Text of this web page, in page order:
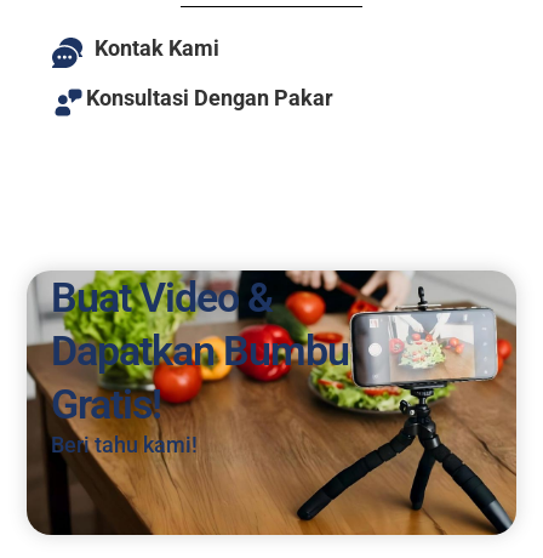
Kontak Kami
Konsultasi Dengan Pakar
Buat Video &
Dapatkan Bumbu
Gratis!
Beri tahu kami!